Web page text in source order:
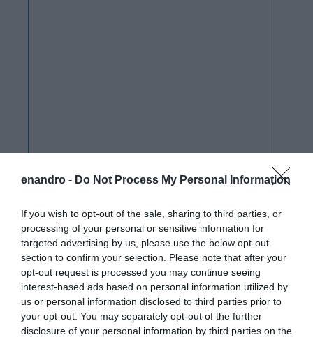
enandro - Do Not Process My Personal Information
If you wish to opt-out of the sale, sharing to third parties, or
processing of your personal or sensitive information for
targeted advertising by us, please use the below opt-out
section to confirm your selection. Please note that after your
opt-out request is processed you may continue seeing
interest-based ads based on personal information utilized by
us or personal information disclosed to third parties prior to
your opt-out. You may separately opt-out of the further
disclosure of your personal information by third parties on the